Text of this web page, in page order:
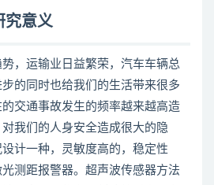
究意义
，运输业日益繁荣，汽车车辆总
的同时也给我们的生活带来很多
交通事故发生的频率越来越高造
我们的人身安全造成很大的隐
计一种，灵敏度高的，稳定性
测距报警器。超声波传感器方法